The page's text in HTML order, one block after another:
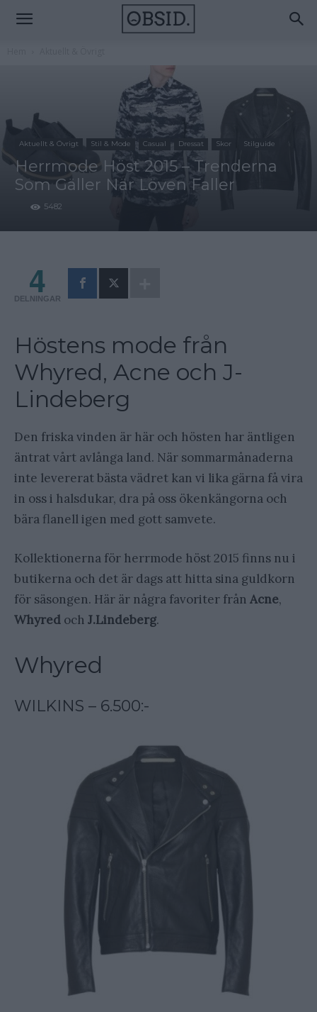
Aktuellt & Övrigt Stil & Mode Casual Dressat Skor Stilguide
Herrmode Höst 2015 – Trenderna
Som Gäller När Löven Faller
5482
4
DELNINGAR
Höstens mode från
Whyred, Acne och J-
Lindeberg
Den friska vinden är här och hösten har äntligen
äntrat vårt avlånga land. När sommarmånaderna
inte levererat bästa vädret kan vi lika gärna få vira
in oss i halsdukar, dra på oss ökenkängorna och
bära flanell igen med gott samvete.
Kollektionerna för herrmode höst 2015 finns nu i
butikerna och det är dags att hitta sina guldkorn
för säsongen. Här är några favoriter från Acne,
Whyred och J.Lindeberg.
Whyred
WILKINS – 6.500:-